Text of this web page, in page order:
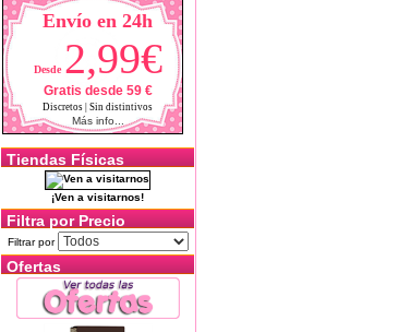
Envío en 24h
Desde 2,99€
Gratis desde 59 €
Discretos | Sin distintivos
Más info...
Tiendas Físicas
¡Ven a visitarnos!
Filtra por Precio
Filtrar por
Ofertas